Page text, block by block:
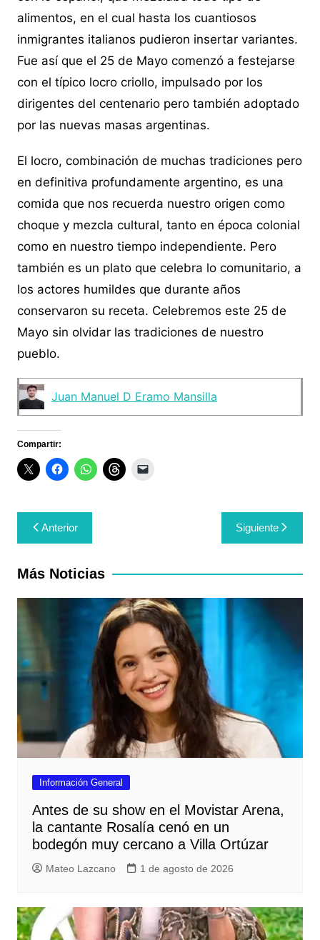
alimentos, en el cual hasta los cuantiosos
inmigrantes italianos pudieron insertar variantes.
Fue así que el 25 de Mayo comenzó a festejarse
con el típico locro criollo, impulsado por los
dirigentes del centenario pero también adoptado
por las nuevas masas argentinas.
El locro, combinación de muchas tradiciones pero
en definitiva profundamente argentino, es una
comida que nos recuerda nuestro origen como
choque y mezcla cultural, tanto en época colonial
como en nuestro tiempo independiente. Pero
también es un plato que celebra lo comunitario, a
los actores humildes que durante años
conservaron su receta. Celebremos este 25 de
Mayo sin olvidar las tradiciones de nuestro
pueblo.
Juan Manuel D Eramo Mansilla
Compartir:
Navegación
de
entradas
Anterior Siguiente
Más Noticias
Información General
Antes de su show en el Movistar Arena,
la cantante Rosalía cenó en un
bodegón muy cercano a Villa Ortúzar
Mateo Lazcano 1 de agosto de 2026